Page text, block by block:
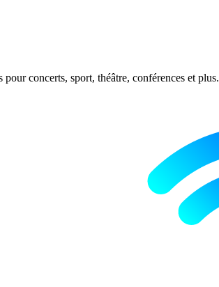
concerts, sport, théâtre, conférences et plus.